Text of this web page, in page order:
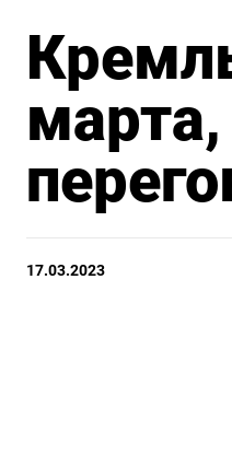
17.03.2023